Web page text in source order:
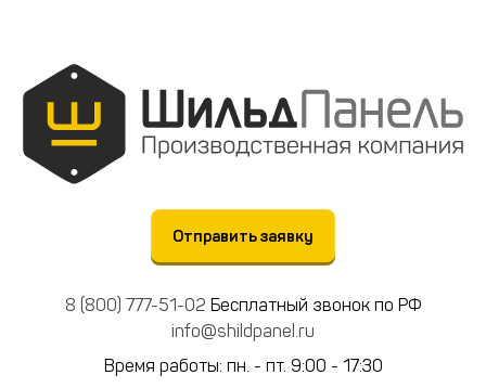
Отправить заявку
8 (800) 777-51-02 Бесплатный звонок по РФ
info@shildpanel.ru
Время работы: пн. - пт. 9:00 - 17:30